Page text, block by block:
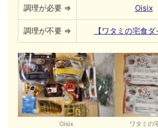
調理が必要 ⇒ Oisix
調理が不要 ⇒ 【ワタミの宅食ダ
Oisix ワタミの